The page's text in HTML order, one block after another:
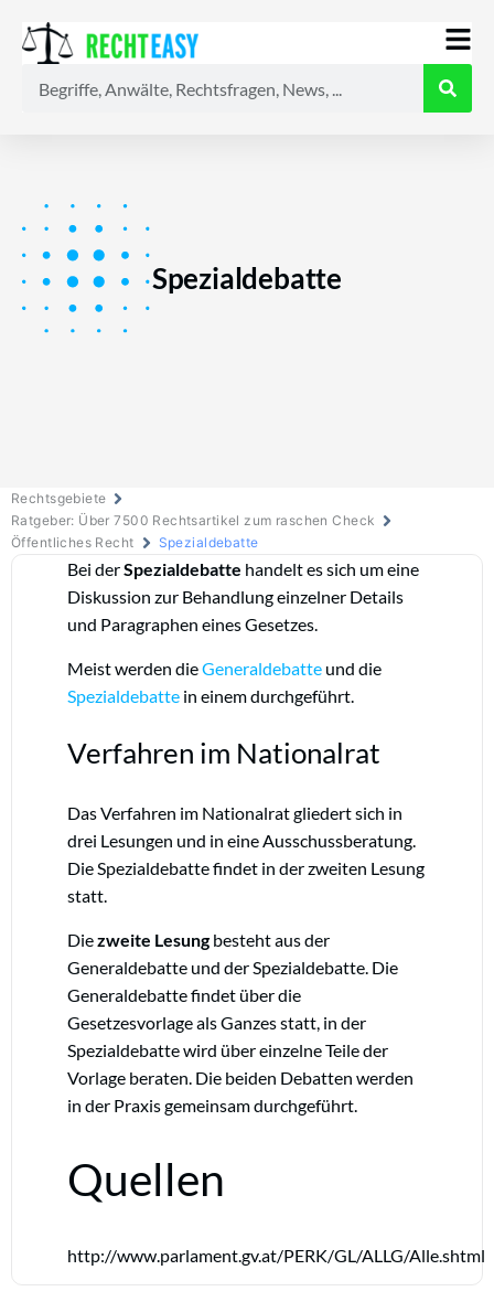
Spezialdebatte
Rechtsgebiete
Ratgeber: Über 7500 Rechtsartikel zum raschen Check
Öffentliches Recht
Spezialdebatte
Bei derSpezialdebatte handelt es sich um eine
Diskussion zur Behandlung einzelner Details
und Paragraphen eines Gesetzes.
Meist werden dieGeneraldebatte und die
Spezialdebatte in einem durchgeführt.
Verfahren im Nationalrat
Das Verfahren im Nationalrat gliedert sich in
drei Lesungen und in eine Ausschussberatung.
Die Spezialdebatte findet in der zweiten Lesung
statt.
Diezweite Lesungbesteht aus der
Generaldebatte und der Spezialdebatte. Die
Generaldebatte findet über die
Gesetzesvorlage als Ganzes statt, in der
Spezialdebatte wird über einzelne Teile der
Vorlage beraten. Die beiden Debatten werden
in der Praxis gemeinsam durchgeführt.
Quellen
http://www.parlament.gv.at/PERK/GL/ALLG/Alle.shtml